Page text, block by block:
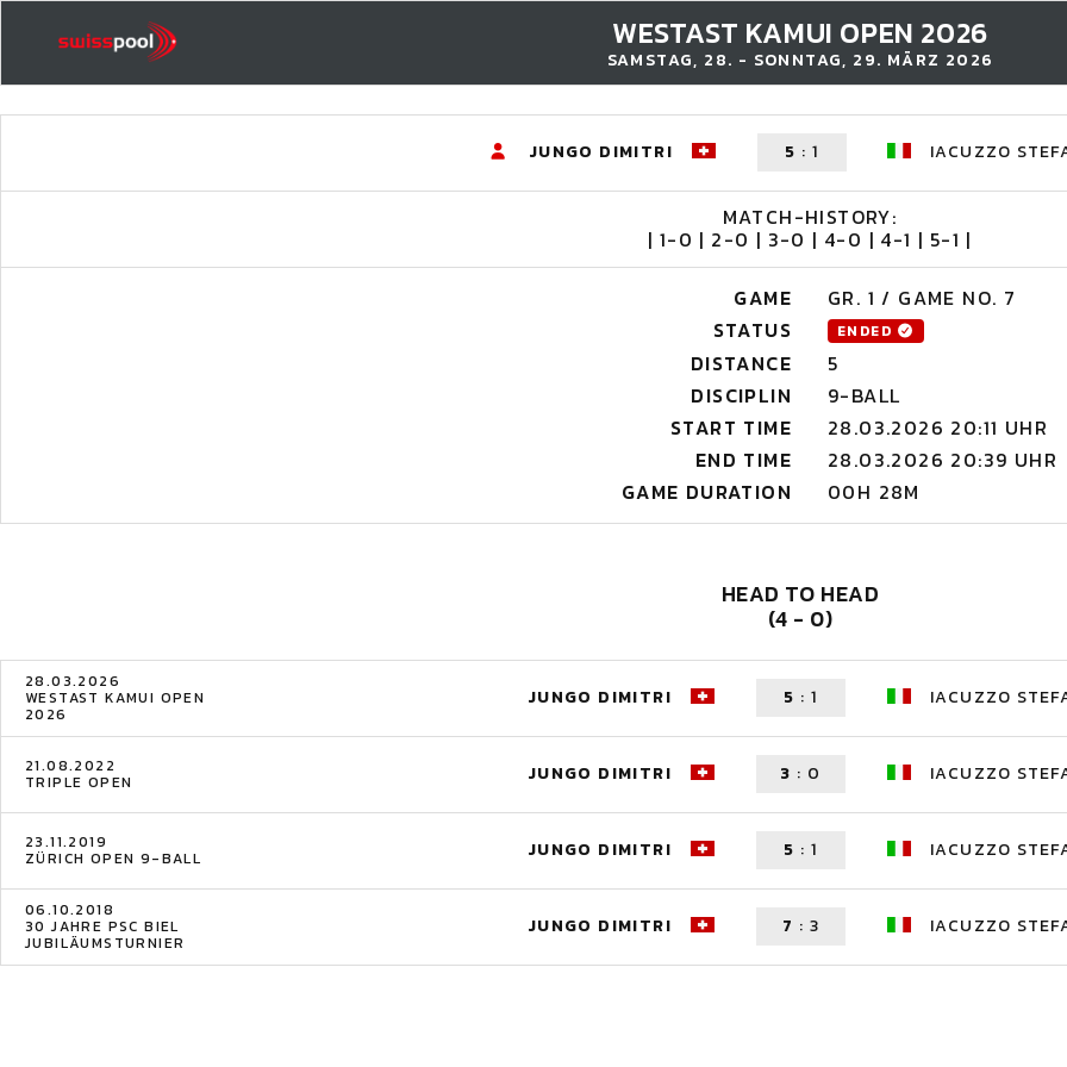
WESTAST KAMUI OPEN 2026
SAMSTAG, 28. - SONNTAG, 29. MÄRZ 2026
JUNGO DIMITRI 5 : 1 IACUZZO
MATCH-HISTORY:
| 1-0 | 2-0 | 3-0 | 4-0 | 4-1 | 5-1 |
GAME
GR. 1 / GAME NO. 7
STATUS
ENDED
DISTANCE
5
DISCIPLIN
9-BALL
START TIME
28.03.2026 20:11 UHR
END TIME
28.03.2026 20:39 UHR
GAME DURATION
00H 28M
HEAD TO HEAD
(4 - 0)
28.03.2026
WESTAST KAMUI OPEN
2026
JUNGO DIMITRI 5 :1 IACUZZO
21.08.2022
TRIPLE OPEN JUNGO DIMITRI 3 : 0 IACUZZO
23.11.2019
ZÜRICH OPEN 9-BALL JUNGO DIMITRI 5 :1 IACUZZO
06.10.2018
30 JAHRE PSC BIEL
JUBILÄUMSTURNIER
JUNGO DIMITRI 7 : 3 IACUZZO